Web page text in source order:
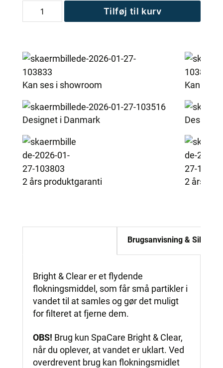
Tilføj til kurv
Kan ses i showroom
Designet i Danmark
2 års produktgaranti
Kan ses
Designet
2 års
Brugsanvisning &
Bright & Clear er et flydende
flokningsmiddel, som får små partikler i
vandet til at samles og gør det muligt
for filteret at fjerne dem.
OBS! Brug kun SpaCare Bright & Clear,
når du oplever, at vandet er uklart. Ved
overdrevent brug kan flokningsmidlet